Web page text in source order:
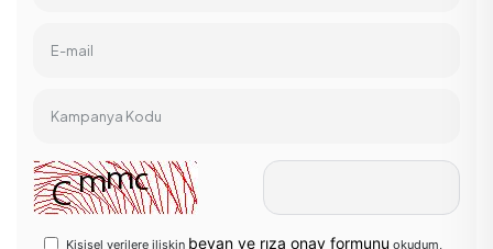
E-mail
Kampanya Kodu
Kişisel verilere ilişkin beyan ve rıza onay formunu okudum,